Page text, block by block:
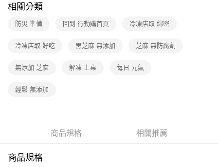
相關分類
防災 準備 回到 行動購首頁 冷凍店取 綿密
冷凍店取 好吃 黑芝麻 無添加 芝麻 無防腐劑
無添加 芝麻 解凍 上桌 每日 元氣
輕鬆 無添加
商品規格 相關推薦
商品規格